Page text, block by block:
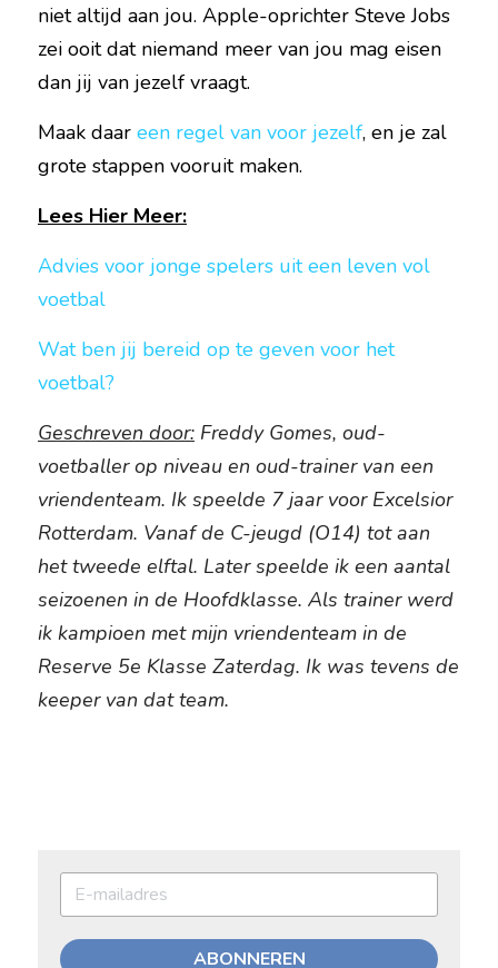
niet altijd aan jou. Apple-oprichter Steve Jobs
zei ooit dat niemand meer van jou mag eisen
dan jij van jezelf vraagt.
Maak daar een regel van voor jezelf, en je zal
grote stappen vooruit maken.
Lees Hier Meer:
Advies voor jonge spelers uit een leven vol
voetbal
Wat ben jij bereid op te geven voor het
voetbal?
Geschreven door: Freddy Gomes, oud-
voetballer op niveau en oud-trainer van een
vriendenteam. Ik speelde 7 jaar voor Excelsior
Rotterdam. Vanaf de C-jeugd (O14) tot aan
het tweede elftal. Later speelde ik een aantal
seizoenen in de Hoofdklasse. Als trainer werd
ik kampioen met mijn vriendenteam in de
Reserve 5e Klasse Zaterdag. Ik was tevens de
keeper van dat team.
ABONNEREN